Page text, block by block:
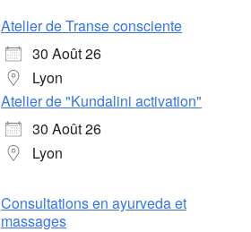
Atelier de Transe consciente
30 Août 26
Lyon
Atelier de "Kundalini activation"
30 Août 26
Lyon
Consultations en ayurveda et
massages